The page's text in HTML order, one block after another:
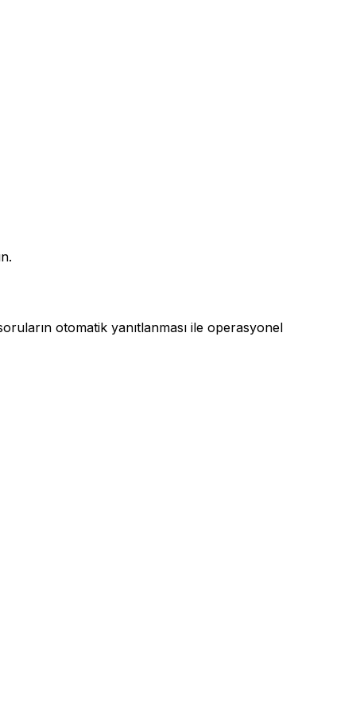
otomatik yanıtlanması ile operasyonel